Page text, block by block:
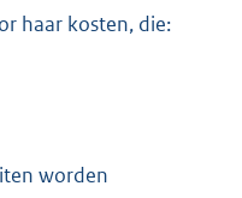
haar kosten, die:
worden